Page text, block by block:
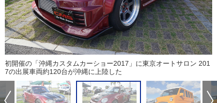
初開催の「沖縄カスタムカーショー2017」に東京オートサロン 201
7の出展車両約120台が沖縄に上陸した